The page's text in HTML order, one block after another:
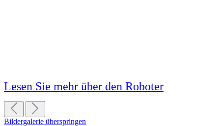
Lesen Sie mehr über den Roboter
Bildergalerie überspringen